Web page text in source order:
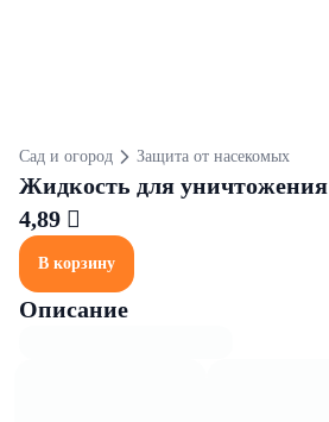
Сад и огород Защита от насекомых
Жидкость для уничтожения
4,89 
В корзину
Описание